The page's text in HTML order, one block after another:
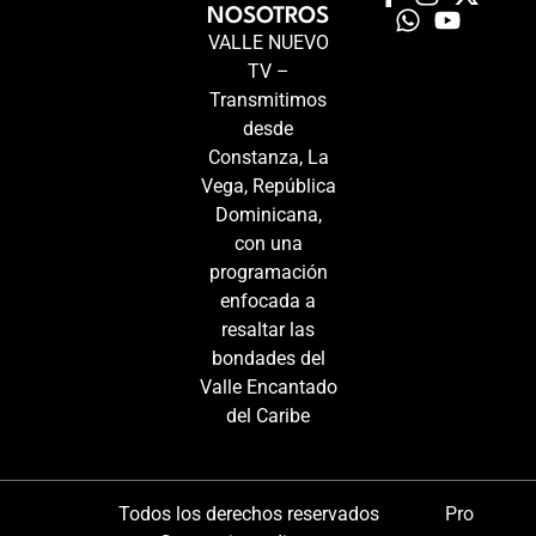
NOSOTROS
VALLE NUEVO
TV –
Transmitimos
desde
Constanza, La
Vega, República
Dominicana,
con una
programación
enfocada a
resaltar las
bondades del
Valle Encantado
del Caribe
Todos los derechos reservados
Pro